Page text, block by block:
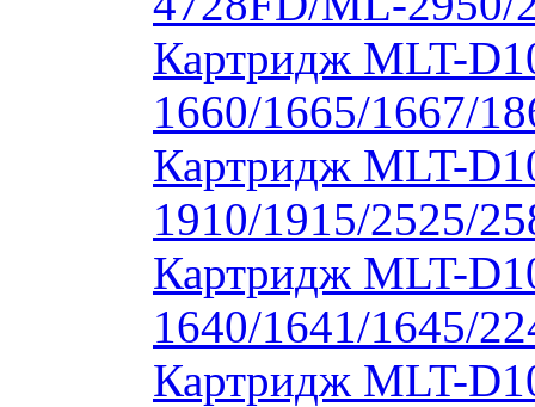
Картридж MLT-
1660/1665/1667/
Картридж MLT-
1910/1915/2525/
Картридж MLT-
1640/1641/1645/
Картридж MLT-